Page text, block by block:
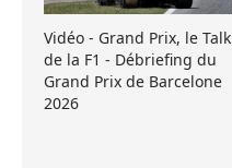
Vidéo - Grand Prix, le Talk
de la F1 - Débriefing du
Grand Prix de Barcelone
2026